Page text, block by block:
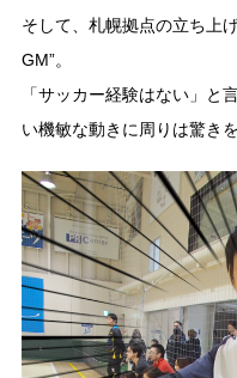
そして、札幌拠点の立ち上
GM”。
「サッカー経験はない」と
い機敏な動きに周りは驚き